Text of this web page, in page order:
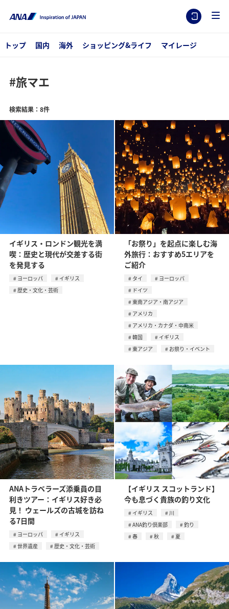
トップ 国内 海外 ショッピング&ライフ マイレージ
#旅マエ
検索結果：8件
イギリス・ロンドン観光を満
喫：歴史と現代が交差する街
を発見する
ヨーロッパ
イギリス
歴史・文化・芸術
「お祭り」を起点に楽しむ海
外旅行：おすすめ5エリアを
ご紹介
タイ
ヨーロッパ
ドイツ
東南アジア・南アジア
アメリカ
アメリカ・カナダ・中南米
韓国
イギリス
東アジア
お祭り・イベント
ANAトラベラーズ添乗員の目
利きツアー：イギリス好き必
見！ ウェールズの古城を訪ね
る7日間
ヨーロッパ
イギリス
世界遺産
歴史・文化・芸術
【イギリス スコットランド】
今も息づく貴族の釣り文化
イギリス
川
ANA釣り倶楽部
釣り
春
秋 夏